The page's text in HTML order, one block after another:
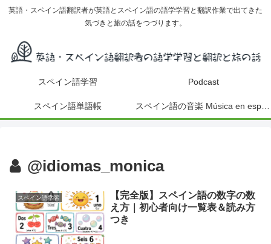
英語・スペイン語翻訳者が英語とスペイン語の語学学習と翻訳作業で出てきた
気づきと旅の話をつづります。
スペイン語学習 Podcast
スペイン語単語帳
@idiomas_monica
スペイン語学習
【完全版】スペイン語の数字の数
え方｜初心者向け一覧表＆読み方
つき